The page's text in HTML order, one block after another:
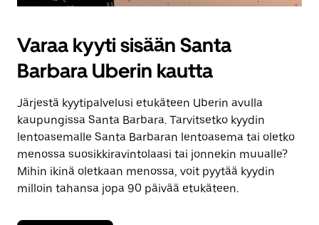
Varaa kyyti sisään Santa
Barbara Uberin kautta
Järjestä kyytipalvelusi etukäteen Uberin avulla
kaupungissa Santa Barbara. Tarvitsetko kyydin
lentoasemalle Santa Barbaran lentoasema tai oletko
menossa suosikkiravintolaasi tai jonnekin muualle?
Mihin ikinä oletkaan menossa, voit pyytää kyydin
milloin tahansa jopa 90 päivää etukäteen.